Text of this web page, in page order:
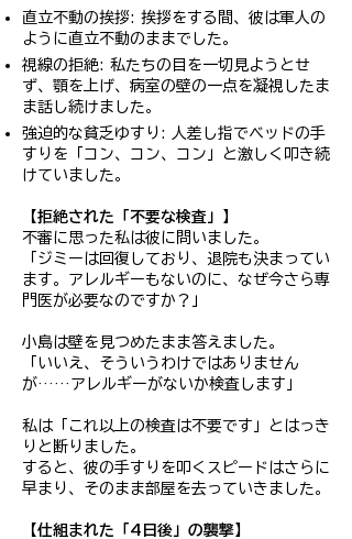
直立不動の挨拶: 挨拶をする間、彼は軍人の
ように直立不動のままでした。
視線の拒絶: 私たちの目を一切見ようとせ
ず、顎を上げ、病室の壁の一点を凝視したま
ま話し続けました。
強迫的な貧乏ゆすり: 人差し指でベッドの手
すりを「コン、コン、コン」と激しく叩き続
けていました。
【拒絶された「不要な検査」】
不審に思った私は彼に問いました。
「ジミーは回復しており、退院も決まってい
ます。アレルギーもないのに、なぜ今さら専
門医が必要なのですか？」
小島は壁を見つめたまま答えました。
「いいえ、そういうわけではありません
が……アレルギーがないか検査します」
私は「これ以上の検査は不要です」とはっき
りと断りました。
すると、彼の手すりを叩くスピードはさらに
早まり、そのまま部屋を去っていきました。
【仕組まれた「4日後」の襲撃】